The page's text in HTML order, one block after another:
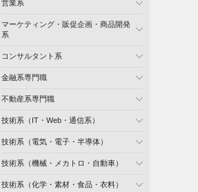
営業系
マーケティング・販促企画・商品開発
系
コンサルタント系
金融系専門職
不動産系専門職
技術系（IT・Web・通信系）
技術系（電気・電子・半導体）
技術系（機械・メカトロ・自動車）
技術系（化学・素材・食品・衣料）